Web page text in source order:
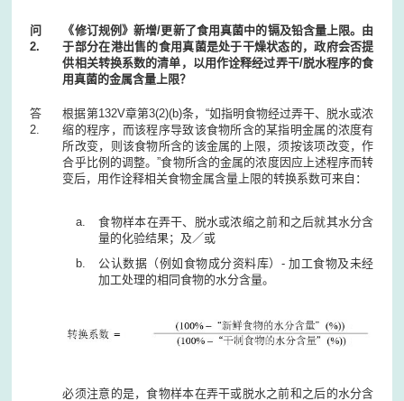
问
2.
《修订规例》新增/更新了食用真菌中的镉及铅含量上限。由
于部分在港出售的食用真菌是处于干燥状态的，政府会否提
供相关转换系数的清单，以用作诠释经过弄干/脱水程序的食
用真菌的金属含量上限？
答
2.
根据第132V章第3(2)(b)条，“如指明食物经过弄干、脱水或浓
缩的程序，而该程序导致该食物所含的某指明金属的浓度有
所改变，则该食物所含的该金属的上限，须按该项改变，作
合乎比例的调整。”食物所含的金属的浓度因应上述程序而转
变后，用作诠释相关食物金属含量上限的转换系数可来自：
食物样本在弄干、脱水或浓缩之前和之后就其水分含
量的化验结果；及／或
公认数据（例如食物成分资料库）- 加工食物及未经
加工处理的相同食物的水分含量。
必须注意的是，食物样本在弄干或脱水之前和之后的水分含